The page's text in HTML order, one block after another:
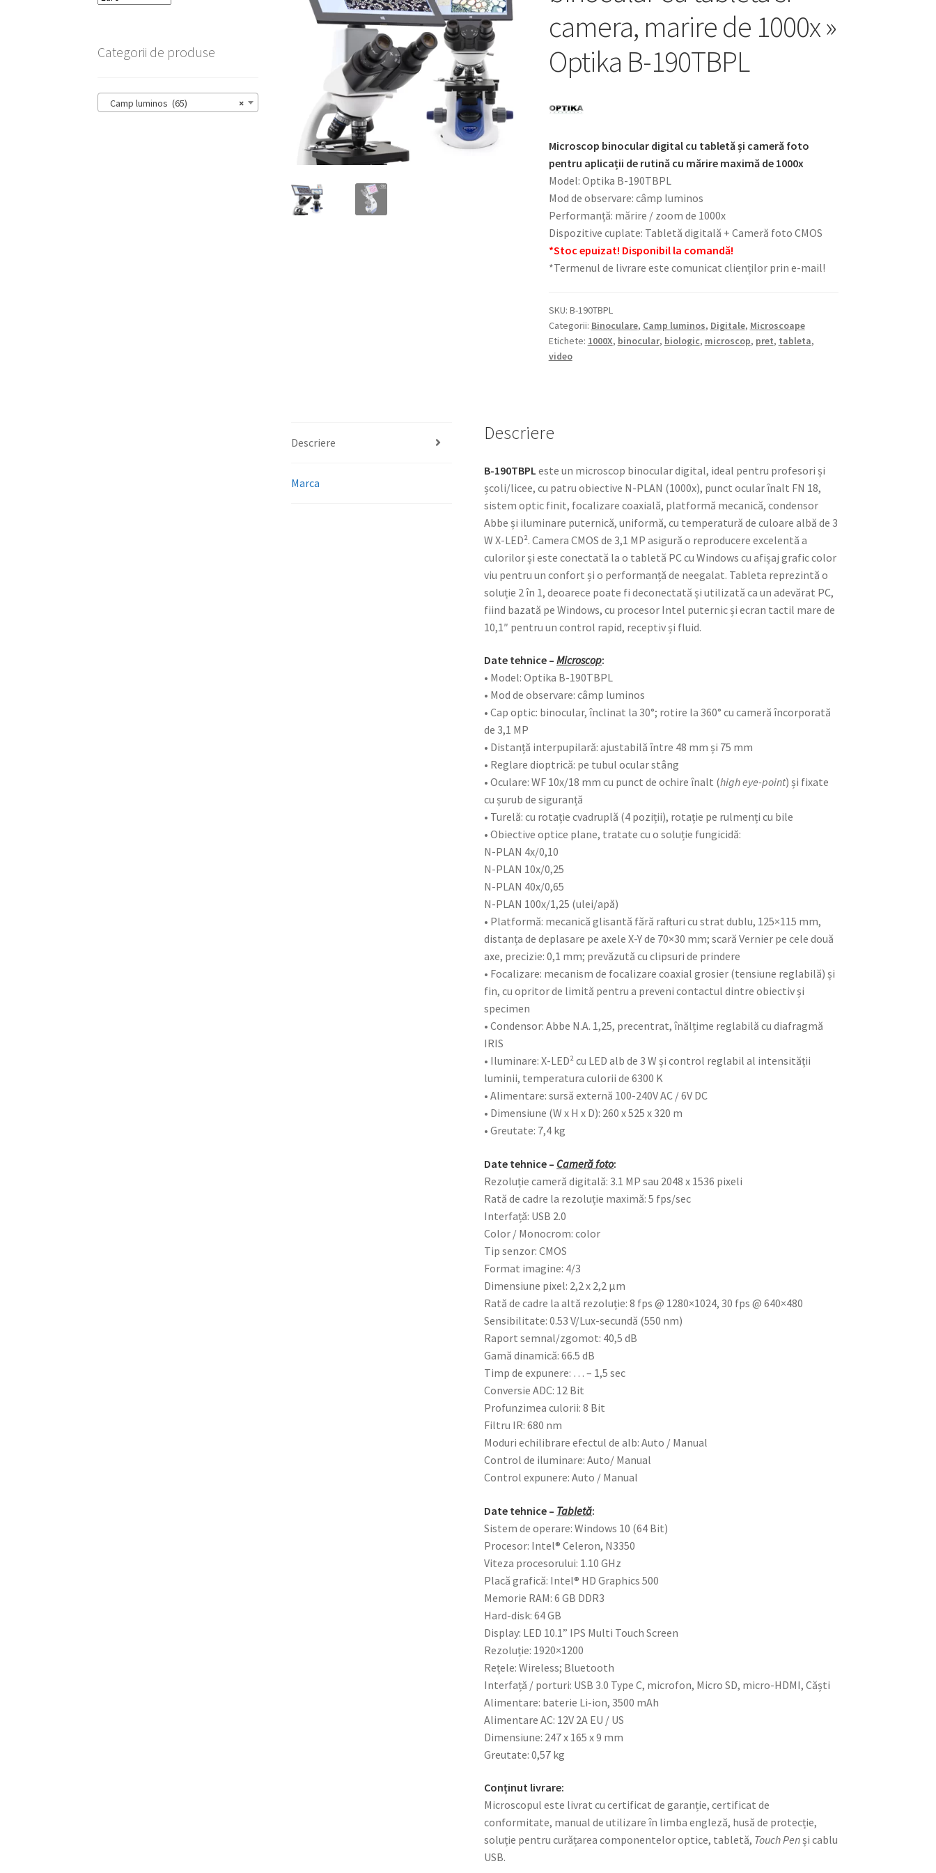
camera, marire de 1000x »
Optika B-190TBPL
Microscop binocular digital cu tabletă și cameră foto
pentru aplicații de rutină cu mărire maximă de 1000x
Model: Optika B-190TBPL
Mod de observare: câmp luminos
Performanță: mărire / zoom de 1000x
Dispozitive cuplate: Tabletă digitală + Cameră foto CMOS
*Stoc epuizat! Disponibil la comandă!
*Termenul de livrare este comunicat clienților prin e-mail!
SKU: B-190TBPL
Categorii: Binoculare, Camp luminos, Digitale, Microscoape
Etichete: 1000X, binocular, biologic, microscop, pret, tableta,
video
Descriere
Marca
Descriere
B-190TBPL este un microscop binocular digital, ideal pentru profesori și
școli/licee, cu patru obiective N-PLAN (1000x), punct ocular înalt FN 18,
sistem optic finit, focalizare coaxială, platformă mecanică, condensor
Abbe și iluminare puternică, uniformă, cu temperatură de culoare albă de 3
W X-LED². Camera CMOS de 3,1 MP asigură o reproducere excelentă a
culorilor și este conectată la o tabletă PC cu Windows cu afișaj grafic color
viu pentru un confort și o performanță de neegalat. Tableta reprezintă o
soluție 2 în 1, deoarece poate fi deconectată și utilizată ca un adevărat PC,
fiind bazată pe Windows, cu procesor Intel puternic și ecran tactil mare de
10,1″ pentru un control rapid, receptiv și fluid.
Date tehnice –Microscop:
• Model: Optika B-190TBPL
• Mod de observare: câmp luminos
• Cap optic: binocular, înclinat la 30°; rotire la 360° cu cameră încorporată
de 3,1 MP
• Distanță interpupilară: ajustabilă între 48 mm și 75 mm
• Reglare dioptrică: pe tubul ocular stâng
• Oculare: WF 10x/18 mm cu punct de ochire înalt (high eye-point) și fixate
cu șurub de siguranță
• Turelă: cu rotație cvadruplă (4 poziții), rotație pe rulmenți cu bile
• Obiective optice plane, tratate cu o soluție fungicidă:
N-PLAN 4x/0,10
N-PLAN 10x/0,25
N-PLAN 40x/0,65
N-PLAN 100x/1,25 (ulei/apă)
• Platformă: mecanică glisantă fără rafturi cu strat dublu, 125×115 mm,
distanța de deplasare pe axele X-Y de 70×30 mm; scară Vernier pe cele două
axe, precizie: 0,1 mm; prevăzută cu clipsuri de prindere
• Focalizare: mecanism de focalizare coaxial grosier (tensiune reglabilă) și
fin, cu opritor de limită pentru a preveni contactul dintre obiectiv și
specimen
• Condensor: Abbe N.A. 1,25, precentrat, înălțime reglabilă cu diafragmă
IRIS
• Iluminare: X-LED² cu LED alb de 3 W și control reglabil al intensității
luminii, temperatura culorii de 6300 K
• Alimentare: sursă externă 100-240V AC / 6V DC
• Dimensiune (W x H x D): 260 x 525 x 320 m
• Greutate: 7,4 kg
Date tehnice – Cameră foto:
Rezoluție cameră digitală: 3.1 MP sau 2048 x 1536 pixeli
Rată de cadre la rezoluție maximă: 5 fps/sec
Interfață: USB 2.0
Color / Monocrom: color
Tip senzor: CMOS
Format imagine: 4/3
Dimensiune pixel: 2,2 x 2,2 μm
Rată de cadre la altă rezoluție: 8 fps @ 1280×1024, 30 fps @ 640×480
Sensibilitate: 0.53 V/Lux-secundă (550 nm)
Raport semnal/zgomot: 40,5 dB
Gamă dinamică: 66.5 dB
Timp de expunere: … – 1,5 sec
Conversie ADC: 12 Bit
Profunzimea culorii: 8 Bit
Filtru IR: 680 nm
Moduri echilibrare efectul de alb: Auto / Manual
Control de iluminare: Auto/ Manual
Control expunere: Auto / Manual
Date tehnice – Tabletă:
Sistem de operare: Windows 10 (64 Bit)
Procesor: Intel® Celeron, N3350
Viteza procesorului: 1.10 GHz
Placă grafică: Intel® HD Graphics 500
Memorie RAM: 6 GB DDR3
Hard-disk: 64 GB
Display: LED 10.1” IPS Multi Touch Screen
Rezoluție: 1920×1200
Rețele: Wireless; Bluetooth
Interfață / porturi: USB 3.0 Type C, microfon, Micro SD, micro-HDMI, Căști
Alimentare: baterie Li-ion, 3500 mAh
Alimentare AC: 12V 2A EU / US
Dimensiune: 247 x 165 x 9 mm
Greutate: 0,57 kg
Conținut livrare:
Microscopul este livrat cu certificat de garanție, certificat de
conformitate, manual de utilizare în limba engleză, husă de protecție,
soluție pentru curățarea componentelor optice, tabletă, Touch Pen și cablu
USB.
Categorii de produse
×
Camp luminos (65)